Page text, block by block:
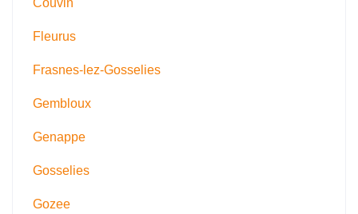
Fleurus
Frasnes-lez-Gosselies
Gembloux
Genappe
Gosselies
Gozee